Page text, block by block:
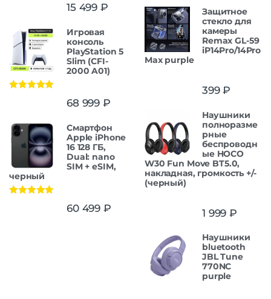
15 499 ₽
Игровая
консоль
PlayStation 5
Slim (CFI-
2000 A01)
68 999 ₽
Смартфон
Apple iPhone
16 128 ГБ,
Dual: nano
SIM + eSIM,
черный
60 499 ₽
Защитнoe
cтекло для
камеры
Remax GL-59
iP14Pro/14Pro
Max purple
399₽
Наушники
полноразме
рные
беспроводн
ые HOCO
W30 Fun Move BT5.0,
накладная, громкость +/-
(черный)
1 999 ₽
Наушники
bluetooth
JBL Tune
770NC
purple